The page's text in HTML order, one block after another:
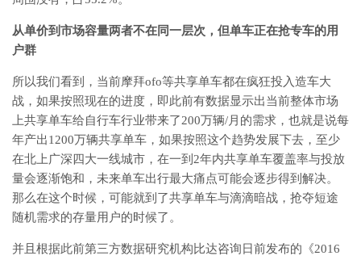
从单价到市场容量两者不在同一层次，但单车正在抢专车的用
户群
所以我们看到，当前摩拜ofo等共享单车都在疯狂投入造车大
战，如果按照现在的进度，即此前有数据显示出当前整体市场
上共享单车给自行车行业带来了200万辆/月的需求，也就是说每
年产出1200万辆共享单车，如果按照这个趋势发展下去，至少
在北上广深四大一线城市，在一到2年内共享单车覆盖率与投放
量会逐渐饱和，未来单车出行最大痛点可能会逐步得到解决。
那么在这个时候，可能就到了共享单车与滴滴暗战，抢夺短途
随机需求的存量用户的时候了。
并且根据此前第三方数据研究机构比达咨询日前发布的《2016